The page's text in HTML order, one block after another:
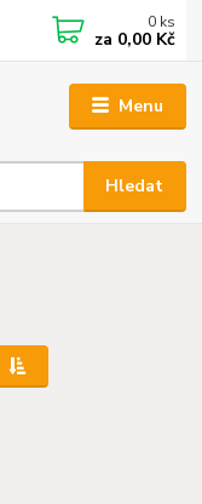
Menu
Hledat
0 ks
za 0,00 Kč